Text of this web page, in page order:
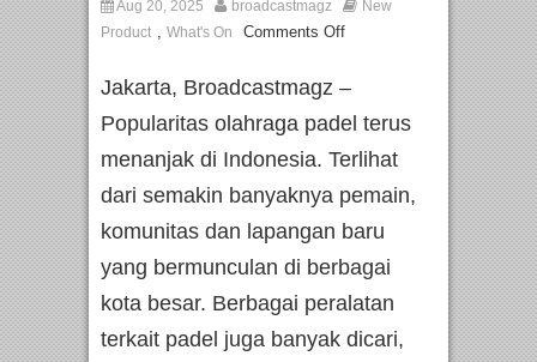
Aug 20, 2025 broadcastmagz
New
Product , What's On Comments Off
Jakarta, Broadcastmagz –
Popularitas olahraga padel terus
menanjak di Indonesia. Terlihat
dari semakin banyaknya pemain,
komunitas dan lapangan baru
yang bermunculan di berbagai
kota besar. Berbagai peralatan
terkait padel juga banyak dicari,